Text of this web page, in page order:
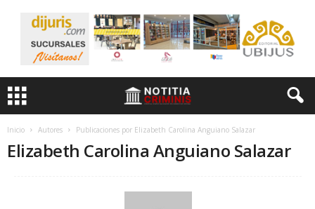
Inicio Autores Publicaciones por Elizabeth Carolina Anguiano Salazar
Elizabeth Carolina Anguiano Salazar